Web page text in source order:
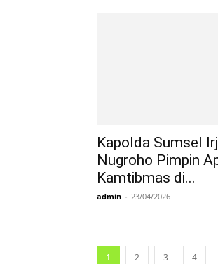
Kapolda Sumsel
Nugroho Pimpin
Kamtibmas di...
admin - 23/04/2026
1 2 3 4